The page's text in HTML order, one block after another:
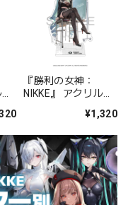
『勝利の女神：
NIKKE』 アクリルス
シャープレッスン
¥1,320